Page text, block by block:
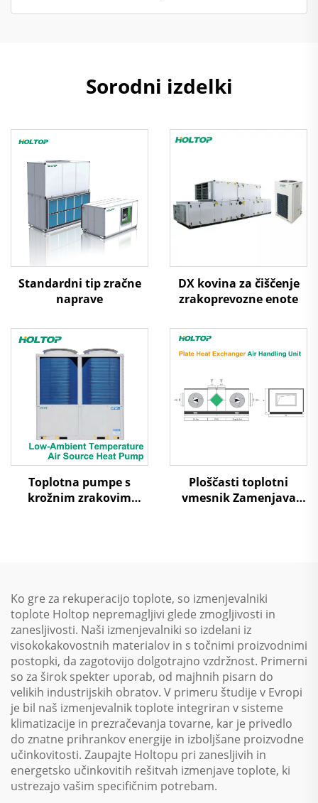
Sorodni izdelki
Standardni tip zračne
naprave
DX kovina za čiščenje
zrakoprevozne enote
Toplotna pumpe s
krožnim zrakovim
Ploščasti toplotni
vmesnik Zamenjava
Ko gre za rekuperacijo toplote, so izmenjevalniki
toplote Holtop nepremagljivi glede zmogljivosti in
zanesljivosti. Naši izmenjevalniki so izdelani iz
visokokakovostnih materialov in s točnimi proizvodnimi
postopki, da zagotovijo dolgotrajno vzdržnost. Primerni
so za širok spekter uporab, od majhnih pisarn do
velikih industrijskih obratov. V primeru študije v Evropi
je bil naš izmenjevalnik toplote integriran v sisteme
klimatizacije in prezračevanja tovarne, kar je privedlo
do znatne prihrankov energije in izboljšane proizvodne
učinkovitosti. Zaupajte Holtopu pri zanesljivih in
energetsko učinkovitih rešitvah izmenjave toplote, ki
ustrezajo vašim specifičnim potrebam.